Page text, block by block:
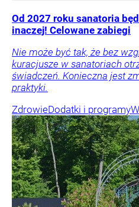
Od 2027 roku sanatoria
inaczej! Celowane zabiegi
Nie może być tak, że bez
kuracjusze w sanatoriach
świadczeń. Konieczna jest
praktyki.
ZdrowieDodatki i programy